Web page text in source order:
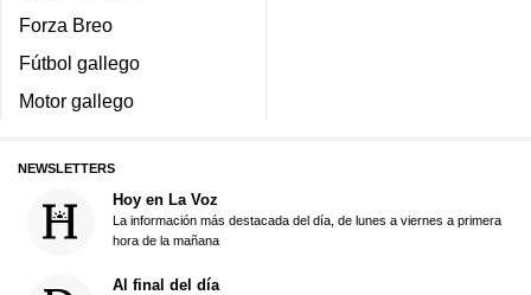
Forza Breo
Fútbol gallego
Motor gallego
NEWSLETTERS
Hoy en La Voz
La información más destacada del día, de lunes a viernes a primera
hora de la mañana
Al final del día